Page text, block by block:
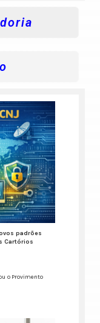
padrões
Cartórios
o Provimento